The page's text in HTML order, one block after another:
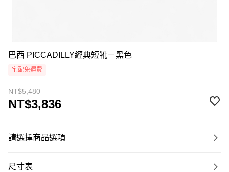
巴西 PICCADILLY經典短靴－黑色
宅配免運費
NT$5,480
NT$3,836
請選擇商品選項
尺寸表